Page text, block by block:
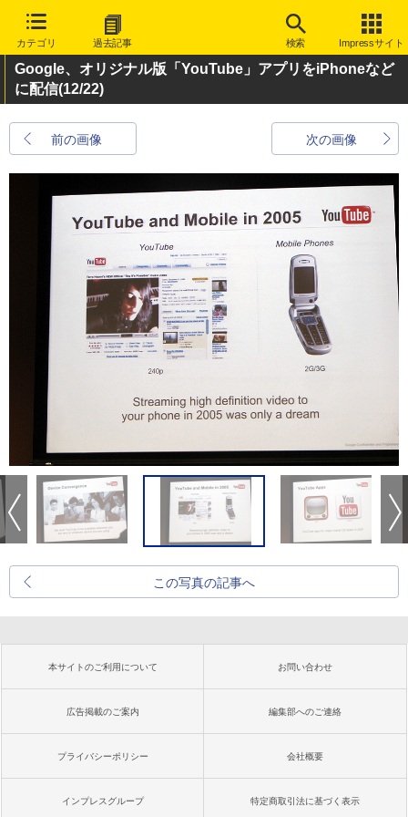
カテゴリ 過去記事 検索 Impressサイト
Google、オリジナル版「YouTube」アプリをiPhoneなど
に配信(12/22)
前の画像 次の画像
この写真の記事へ
本サイトのご利用について お問い合わせ
広告掲載のご案内 編集部へのご連絡
プライバシーポリシー 会社概要
インプレスグループ 特定商取引法に基づく表示